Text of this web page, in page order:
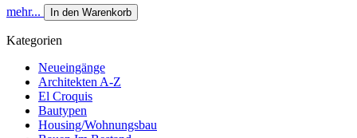
mehr... In den Warenkorb
Kategorien
Neueingänge
Architekten A-Z
El Croquis
Bautypen
Housing/Wohnungsbau